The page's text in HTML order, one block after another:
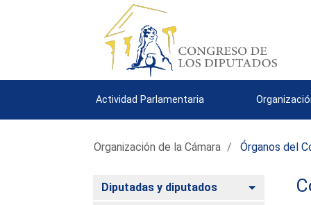
Actividad Parlamentaria
Organización de la Cámara Órganos del
Diputadas y diputados Alternar